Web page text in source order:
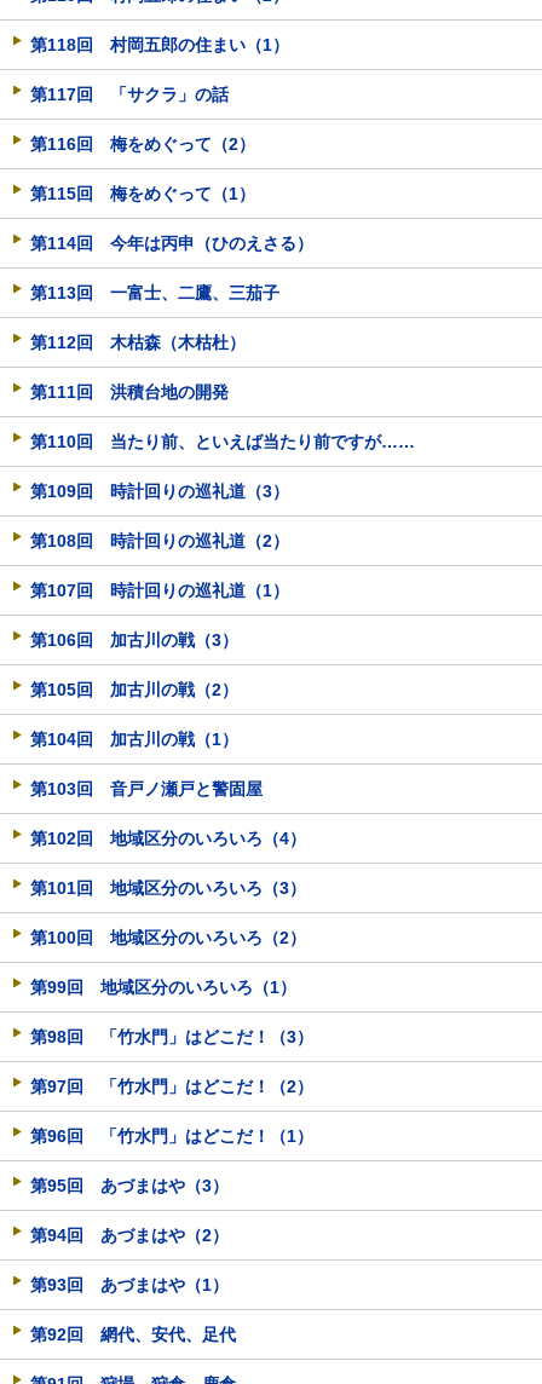
第118回 村岡五郎の住まい（1）
第117回 「サクラ」の話
第116回 梅をめぐって（2）
第115回 梅をめぐって（1）
第114回 今年は丙申（ひのえさる）
第113回 一富士、二鷹、三茄子
第112回 木枯森（木枯杜）
第111回 洪積台地の開発
第110回 当たり前、といえば当たり前ですが……
第109回 時計回りの巡礼道（3）
第108回 時計回りの巡礼道（2）
第107回 時計回りの巡礼道（1）
第106回 加古川の戦（3）
第105回 加古川の戦（2）
第104回 加古川の戦（1）
第103回 音戸ノ瀬戸と警固屋
第102回 地域区分のいろいろ（4）
第101回 地域区分のいろいろ（3）
第100回 地域区分のいろいろ（2）
第99回 地域区分のいろいろ（1）
第98回 「竹水門」はどこだ！（3）
第97回 「竹水門」はどこだ！（2）
第96回 「竹水門」はどこだ！（1）
第95回 あづまはや（3）
第94回 あづまはや（2）
第93回 あづまはや（1）
第92回 網代、安代、足代